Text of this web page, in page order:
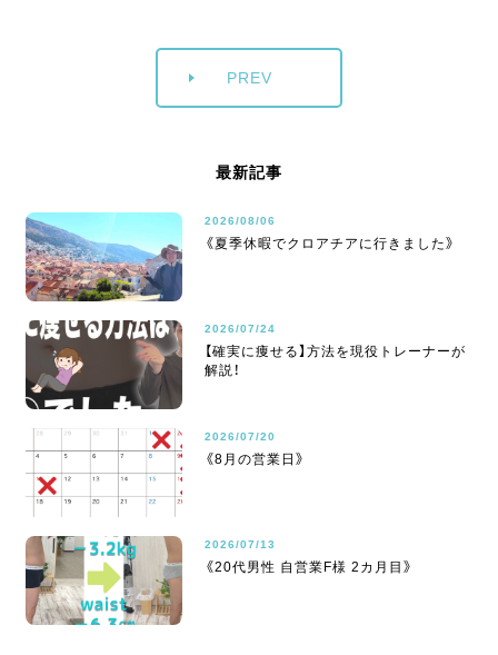
PREV
最新記事
2026/08/06
《夏季休暇でクロアチアに行きました》
2026/07/24
【確実に痩せる】方法を現役トレーナーが
解説！
2026/07/20
《8月の営業日》
2026/07/13
《20代男性 自営業F様 2カ月目》